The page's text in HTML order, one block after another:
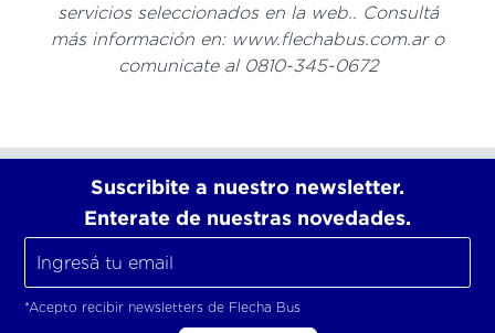
servicios seleccionados en la web.. Consultá
más información en: www.flechabus.com.ar o
comunicate al 0810-345-0672
Suscribite a nuestro newsletter.
Enterate de nuestras novedades.
*Acepto recibir newsletters de Flecha Bus